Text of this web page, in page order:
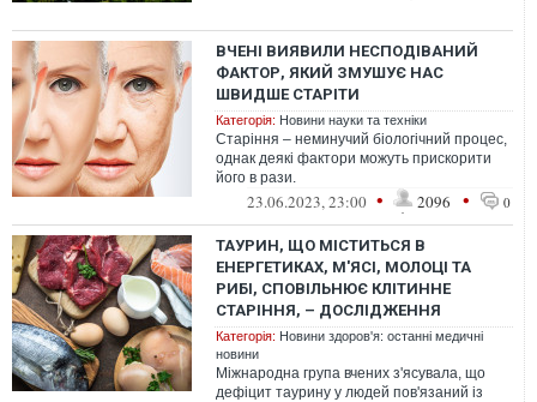
ВЧЕНІ ВИЯВИЛИ НЕСПОДІВАНИЙ
ФАКТОР, ЯКИЙ ЗМУШУЄ НАС
ШВИДШЕ СТАРІТИ
Категорія: Новини науки та техніки
Старіння – неминучий біологічний процес,
однак деякі фактори можуть прискорити
його в рази.
23.06.2023, 23:00 • 2096 • 0
ТАУРИН, ЩО МІСТИТЬСЯ В
ЕНЕРГЕТИКАХ, М'ЯСІ, МОЛОЦІ ТА
РИБІ, СПОВІЛЬНЮЄ КЛІТИННЕ
СТАРІННЯ, – ДОСЛІДЖЕННЯ
Категорія: Новини здоров'я: останні медичні
новини
Міжнародна група вчених з'ясувала, що
дефіцит таурину у людей пов'язаний із